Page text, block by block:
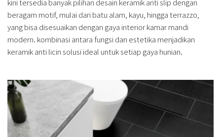
kini tersedia banyak pilihan desain keramik anti slip dengan
beragam motif, mulai dari batu alam, kayu, hingga terrazzo,
yang bisa disesuaikan dengan gaya interior kamar mandi
modern. kombinasi antara fungsi dan estetika menjadikan
keramik anti licin solusi ideal untuk setiap gaya hunian.